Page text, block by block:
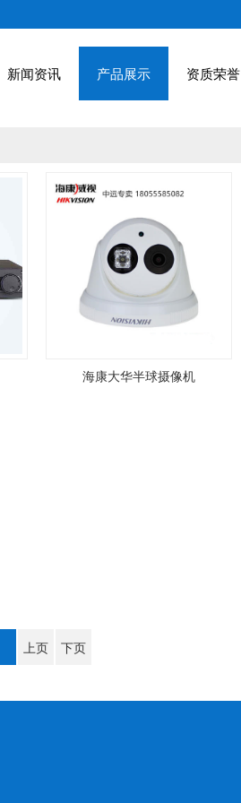
资质荣誉
产品展示
新闻资讯
海康大华半球摄像机
上页 下页